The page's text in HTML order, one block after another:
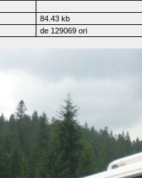
84.43 kb
de 129069 ori